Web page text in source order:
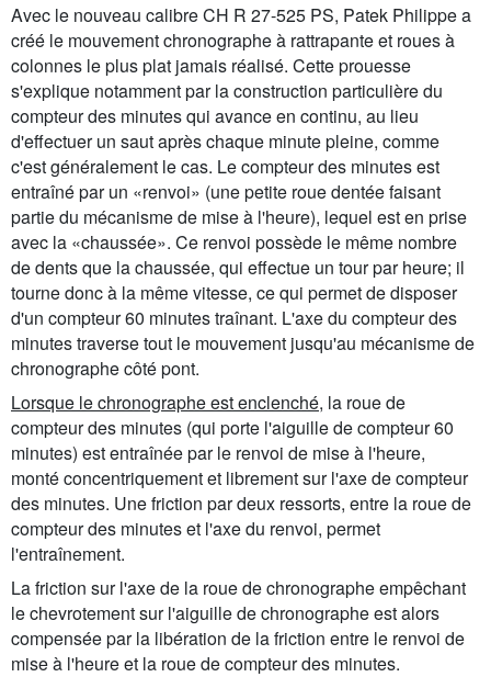
Avec le nouveau calibre CH R 27-525 PS, Patek Philippe a
créé le mouvement chronographe à rattrapante et roues à
colonnes le plus plat jamais réalisé. Cette prouesse
s'explique notamment par la construction particulière du
compteur des minutes qui avance en continu, au lieu
d'effectuer un saut après chaque minute pleine, comme
c'est généralement le cas. Le compteur des minutes est
entraîné par un «renvoi» (une petite roue dentée faisant
partie du mécanisme de mise à l'heure), lequel est en prise
avec la «chaussée». Ce renvoi possède le même nombre
de dents que la chaussée, qui effectue un tour par heure; il
tourne donc à la même vitesse, ce qui permet de disposer
d'un compteur 60 minutes traînant. L'axe du compteur des
minutes traverse tout le mouvement jusqu'au mécanisme de
chronographe côté pont.
Lorsque le chronographe est enclenché, la roue de
compteur des minutes (qui porte l'aiguille de compteur 60
minutes) est entraînée par le renvoi de mise à l'heure,
monté concentriquement et librement sur l'axe de compteur
des minutes. Une friction par deux ressorts, entre la roue de
compteur des minutes et l'axe du renvoi, permet
l'entraînement.
La friction sur l'axe de la roue de chronographe empêchant
le chevrotement sur l'aiguille de chronographe est alors
compensée par la libération de la friction entre le renvoi de
mise à l'heure et la roue de compteur des minutes.